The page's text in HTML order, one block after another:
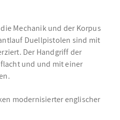
Mechanik und der Korpus
Duellpistolen sind mit
Der Handgriff der
und und mit einer
modernisierter englischer